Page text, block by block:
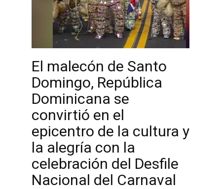
El malecón de Santo
Domingo, República
Dominicana se
convirtió en el
epicentro de la cultura y
la alegría con la
celebración del Desfile
Nacional del Carnaval